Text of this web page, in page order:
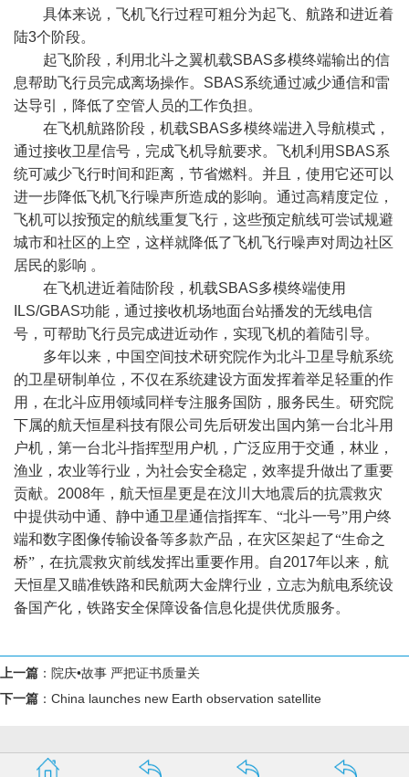
具体来说，飞机飞行过程可粗分为起飞、航路和进近着
陆3个阶段。
起飞阶段，利用北斗之翼机载SBAS多模终端输出的信
息帮助飞行员完成离场操作。 SBAS系统通过减少通信和雷
达导引，降低了空管人员的工作负担。
在飞机航路阶段，机载SBAS多模终端进入导航模式，
通过接收卫星信号，完成飞机导航要求。飞机利用 SBAS系
统可减少飞行时间和距离，节省燃料。并且，使用它还可以
进一步降低飞机飞行噪声所造成的影响。通过高精度定位，
飞机可以按预定的航线重复飞行，这些预定航线可尝试规避
城市和社区的上空，这样就降低了飞机飞行噪声对周边社区
居民的影响 。
在飞机进近着陆阶段，机载SBAS多模终端使用
ILS/GBAS功能，通过接收机场地面台站播发的无线电信
号，可帮助飞行员完成进近动作，实现飞机的着陆引导。
多年以来，中国空间技术研究院作为北斗卫星导航系统
的卫星研制单位，不仅在系统建设方面发挥着举足轻重的作
用，在北斗应用领域同样专注服务国防，服务民生。研究院
下属的航天恒星科技有限公司先后研发出国内第一台北斗用
户机，第一台北斗指挥型用户机，广泛应用于交通，林业，
渔业，农业等行业，为社会安全稳定，效率提升做出了重要
贡献。 2008年，航天恒星更是在汶川大地震后的抗震救灾
中提供动中通、静中通卫星通信指挥车、“北斗一号”用户终
端和数字图像传输设备等多款产品，在灾区架起了“生命之
桥”，在抗震救灾前线发挥出重要作用。自2017年以来，航
天恒星又瞄准铁路和民航两大金牌行业，立志为航电系统设
备国产化，铁路安全保障设备信息化提供优质服务。
上一篇 ： 院庆•故事 严把证书质量关
下一篇 ： China launches new Earth observation satellite